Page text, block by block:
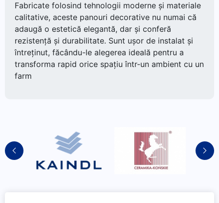
Fabricate folosind tehnologii moderne și materiale
calitative, aceste panouri decorative nu numai că
adaugă o estetică elegantă, dar și conferă
rezistență și durabilitate. Sunt ușor de instalat și
întreținut, făcându-le alegerea ideală pentru a
transforma rapid orice spațiu într-un ambient cu un
farm